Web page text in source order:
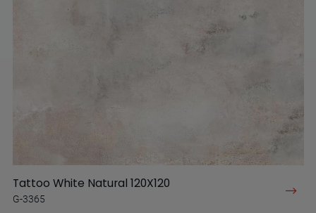
Tattoo White Natural 120X120
G-3365